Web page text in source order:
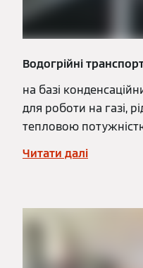
Водогрійні
на базі
для роботи на газі,
тепловою
Читати далі